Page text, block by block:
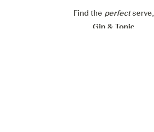
Ginventory
Find the perfectserve,
Gin & Tonic